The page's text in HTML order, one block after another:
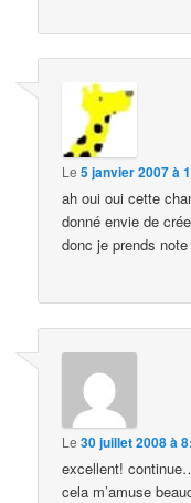
Le5 janvier 2007 à
ah oui oui cette
donné envie de
donc je prends note
Le30 juillet 2008 à
excellent!
cela m’amuse